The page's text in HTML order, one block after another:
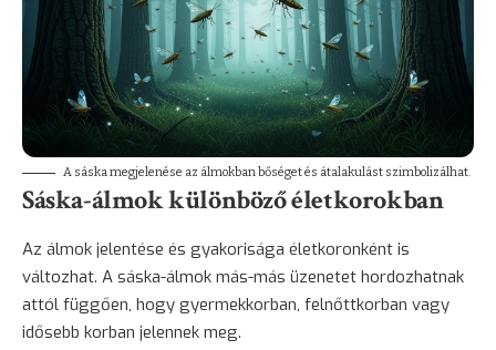
A sáska megjelenése az álmokban bőséget és átalakulást szimbolizálhat.
Sáska-álmok különböző életkorokban
Az álmok jelentése és gyakorisága életkoronként is
változhat. A sáska-álmok más-más üzenetet hordozhatnak
attól függően, hogy gyermekkorban, felnőttkorban vagy
idősebb korban jelennek meg.